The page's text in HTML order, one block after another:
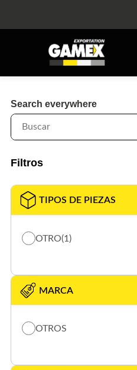
CAB-GUARD
RADIATOR AND
Search everywhere
Filtros
TIPOS DE PIEZAS
OTRO(1)
MARCA
OTROS